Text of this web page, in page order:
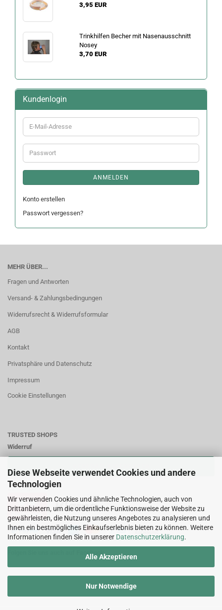
Diese Webseite verwendet Cookies und andere
Technologien
Wir verwenden Cookies und ähnliche Technologien, auch von
Drittanbietern, um die ordentliche Funktionsweise der Website zu
gewährleisten, die Nutzung unseres Angebotes zu analysieren und
Ihnen ein bestmögliches Einkaufserlebnis bieten zu können. Weitere
Informationen finden Sie in unserer Datenschutzerklärung.
Alle Akzeptieren
Nur Notwendige
3,95 EUR
Trinkhilfen Becher mit Nasenausschnitt
Nosey
3,70 EUR
Kundenlogin
E-
Mail-
Adresse
Passwort
ANMELDEN
Konto erstellen
Passwort vergessen?
MEHR ÜBER...
Fragen und Antworten
Versand- & Zahlungsbedingungen
Widerrufsrecht & Widerrufsformular
AGB
Kontakt
Privatsphäre und Datenschutz
Impressum
Cookie Einstellungen
TRUSTED SHOPS
Widerruf
Zahlungsweisen:
Folgen Sie uns auch auf Facebook